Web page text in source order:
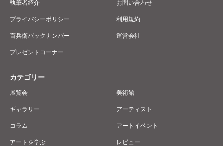
執筆者紹介 お問い合わせ
プライバシーポリシー 利用規約
百兵衛バックナンバー 運営会社
プレゼントコーナー
カテゴリー
展覧会 美術館
ギャラリー アーティスト
コラム アートイベント
アートを学ぶ レビュー